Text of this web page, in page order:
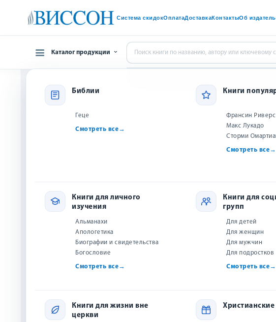
Система скидокОплатаДоставкаКонтактыОб
Каталог продукции
Библии
Геце
Смотреть все→
Книги
Франсин Риверс
Макс Лукадо
Сторми
Смотреть все→
Книги для личного
изучения
Альманахи
Апологетика
Биографии и свидетельства
Богословие
Смотреть все→
Книги для
групп
Для детей
Для женщин
Для мужчин
Для подростков
Смотреть все→
Книги для жизни вне
церкви
Книги популярных авторов
Художественная
Книги для служения в
церкви
Книги для жизни вне
Христианские подарки
продукция
Сувениры
Христианские
Популярные
Магнит 094 «Поздравляю с
69 р.